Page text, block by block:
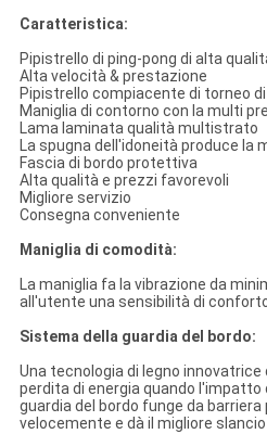
Caratteristica:
Pipistrello di ping-pong di alta
Alta velocità & prestazione
Pipistrello compiacente di torneo
Maniglia di contorno con la multi
Lama laminata qualità multistrato
La spugna dell'idoneità produce la
Fascia di bordo protettiva
Alta qualità e prezzi favorevoli
Migliore servizio
Consegna conveniente
Maniglia di comodità:
La maniglia fa la vibrazione da
all'utente una sensibilità di
Sistema della guardia del bordo:
Una tecnologia di legno innovatrice
perdita di energia quando l'impatto
guardia del bordo funge da
velocemente e dà il migliore